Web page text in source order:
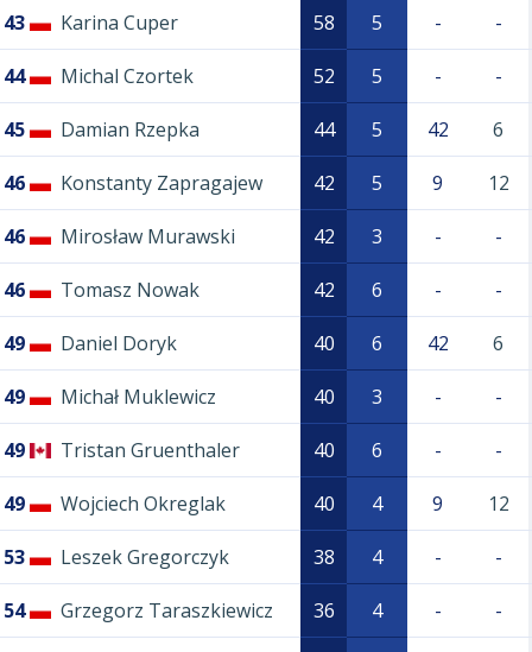
43 Karina Cuper 58 5 - -
44 Michal Czortek 52 5 - -
45 Damian Rzepka 44 5 42 6
46 Konstanty Zapragajew 42 5 9 12
46 Mirosław Murawski 42 3 - -
46 Tomasz Nowak 42 6 - -
49 Daniel Doryk 40 6 42 6
49 Michał Muklewicz 40 3 - -
49 Tristan Gruenthaler 40 6 - -
49 Wojciech Okreglak 40 4 9 12
53 Leszek Gregorczyk 38 4 - -
54 Grzegorz Taraszkiewicz 36 4 - -